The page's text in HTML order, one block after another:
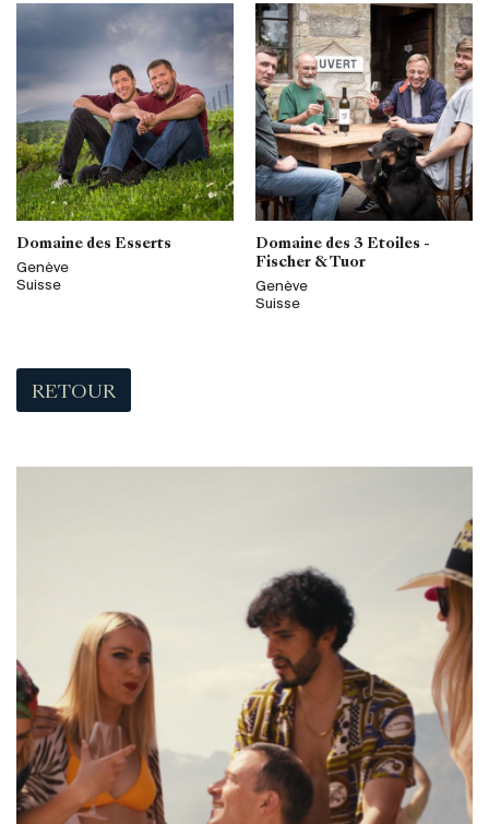
Domaine des Esserts
Genève
Suisse
Domaine des 3 Etoiles -
Fischer & Tuor
Genève
Suisse
RETOUR